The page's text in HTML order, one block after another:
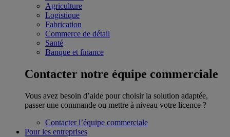
Agriculture
Logistique
Fabrication
Commerce de détail
Santé
Banque et finance
Contacter notre équipe commerciale
Vous avez besoin d’aide pour choisir la solution adaptée,
passer une commande ou mettre à niveau votre licence ?
Contacter l’équipe commerciale
Pour les entreprises